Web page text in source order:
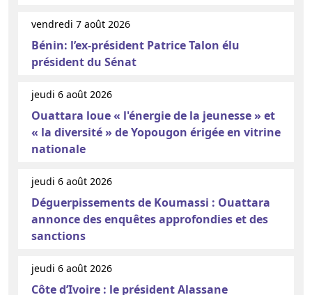
vendredi 7 août 2026
Bénin: l’ex-président Patrice Talon élu
président du Sénat
jeudi 6 août 2026
Ouattara loue « l'énergie de la jeunesse » et
« la diversité » de Yopougon érigée en vitrine
nationale
jeudi 6 août 2026
Déguerpissements de Koumassi : Ouattara
annonce des enquêtes approfondies et des
sanctions
jeudi 6 août 2026
Côte d’Ivoire : le président Alassane